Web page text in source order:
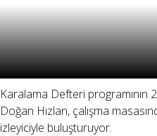
Karalama Defteri programının
Doğan Hızlan, çalışma
izleyiciyle buluşturuyor.